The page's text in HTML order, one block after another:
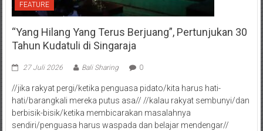
FEATURE
“Yang Hilang Yang Terus Berjuang”, Pertunjukan 30
Tahun Kudatuli di Singaraja
27 Juli 2026 Bali Sharing 0
//jika rakyat pergi/ketika penguasa pidato/kita harus hati-
hati/barangkali mereka putus asa// //kalau rakyat sembunyi/dan
berbisik-bisik/ketika membicarakan masalahnya
sendiri/penguasa harus waspada dan belajar mendengar//